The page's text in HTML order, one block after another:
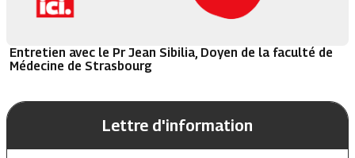
Entretien avec le Pr Jean Sibilia, Doyen de la faculté de
Médecine de Strasbourg
Lettre d'information